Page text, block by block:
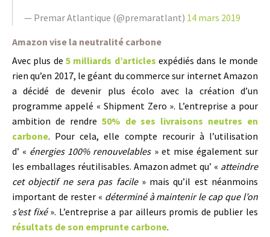
— Premar Atlantique (@premaratlant) 14 mars 2019
Amazon vise la neutralité carbone
Avec plus de 5 milliards d’articles expédiés dans le monde
rien qu’en 2017, le géant du commerce sur internet Amazon
a décidé de devenir plus écolo avec la création d’un
programme appelé « Shipment Zero ». L’entreprise a pour
ambition de rendre 50% de ses livraisons neutres en
carbone. Pour cela, elle compte recourir à l’utilisation
d’ « énergies 100% renouvelables» et mise également sur
les emballages réutilisables. Amazon admet qu’ « atteindre
cet objectif ne sera pas facile » mais qu’il est néanmoins
important de rester « déterminé à maintenir le cap que l’on
s’est fixé». L’entreprise a par ailleurs promis de publier les
résultats de son emprunte carbone.